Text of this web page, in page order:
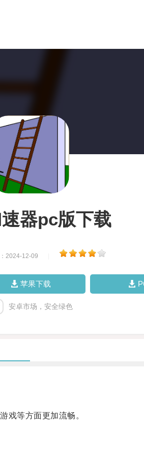
器pc版下载
2024-12-09
苹果下载
安卓市场，安全绿色
等方面更加流畅。